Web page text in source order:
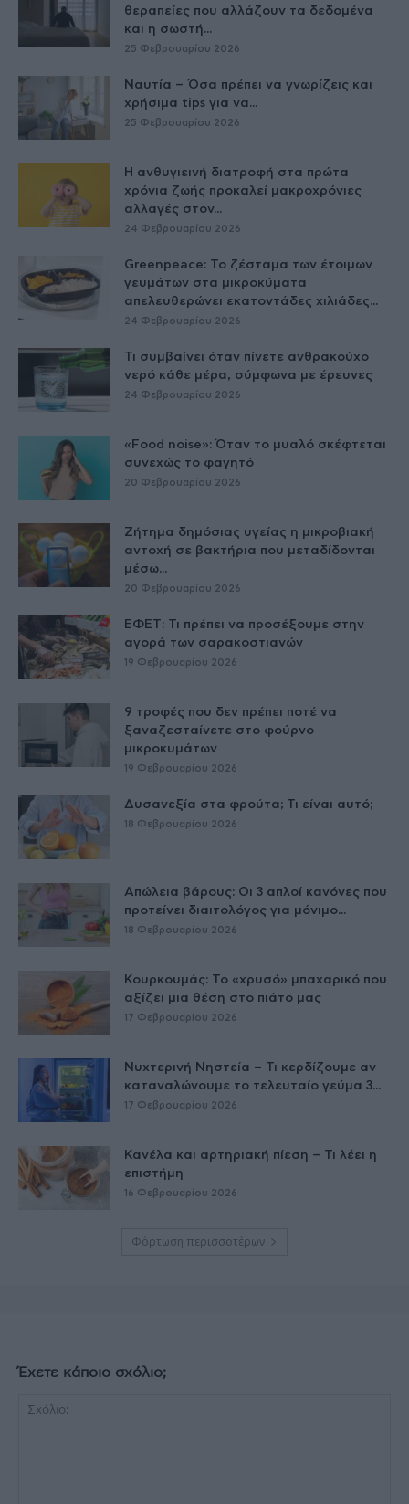
θεραπείες που αλλάζουν τα δεδομένα
και η σωστή...
25 Φεβρουαρίου 2026
Ναυτία – Όσα πρέπει να γνωρίζεις και
χρήσιμα tips για να...
25 Φεβρουαρίου 2026
Η ανθυγιεινή διατροφή στα πρώτα
χρόνια ζωής προκαλεί μακροχρόνιες
αλλαγές στον...
24 Φεβρουαρίου 2026
Greenpeace: Το ζέσταμα των έτοιμων
γευμάτων στα μικροκύματα
απελευθερώνει εκατοντάδες χιλιάδες...
24 Φεβρουαρίου 2026
Τι συμβαίνει όταν πίνετε ανθρακούχο
νερό κάθε μέρα, σύμφωνα με έρευνες
24 Φεβρουαρίου 2026
«Food noise»: Όταν το μυαλό σκέφτεται
συνεχώς το φαγητό
20 Φεβρουαρίου 2026
Ζήτημα δημόσιας υγείας η μικροβιακή
αντοχή σε βακτήρια που μεταδίδονται
μέσω...
20 Φεβρουαρίου 2026
ΕΦΕΤ: Τι πρέπει να προσέξουμε στην
αγορά των σαρακοστιανών
19 Φεβρουαρίου 2026
9 τροφές που δεν πρέπει ποτέ να
ξαναζεσταίνετε στο φούρνο
μικροκυμάτων
19 Φεβρουαρίου 2026
Δυσανεξία στα φρούτα; Τι είναι αυτό;
18 Φεβρουαρίου 2026
Απώλεια βάρους: Οι 3 απλοί κανόνες που
προτείνει διαιτολόγος για μόνιμο...
18 Φεβρουαρίου 2026
Κουρκουμάς: Το «χρυσό» μπαχαρικό που
αξίζει μια θέση στο πιάτο μας
17 Φεβρουαρίου 2026
Νυχτερινή Νηστεία – Τι κερδίζουμε αν
καταναλώνουμε το τελευταίο γεύμα 3...
17 Φεβρουαρίου 2026
Κανέλα και αρτηριακή πίεση – Τι λέει η
επιστήμη
16 Φεβρουαρίου 2026
Φόρτωση περισσοτέρων
Έχετε κάποιο σχόλιο;